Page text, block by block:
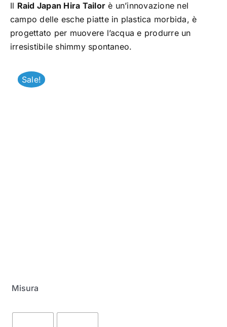
TROUT AREA
Il Raid Japan Hira Tailor è un’innovazione nel
campo delle esche piatte in plastica morbida, è
progettato per muovere l’acqua e produrre un
irresistibile shimmy spontaneo.
Sale!
Misura